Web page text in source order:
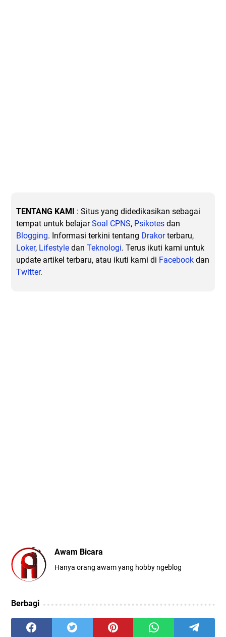
TENTANG KAMI : Situs yang didedikasikan sebagai
tempat untuk belajarSoal CPNS, Psikotes dan
Blogging. Informasi terkini tentang Drakorterbaru,
Loker, Lifestyle dan Teknologi. Terus ikuti kami untuk
update artikel terbaru, atau ikuti kami di Facebook dan
Twitter.
Awam Bicara
Hanya orang awam yang hobby ngeblog
Berbagi